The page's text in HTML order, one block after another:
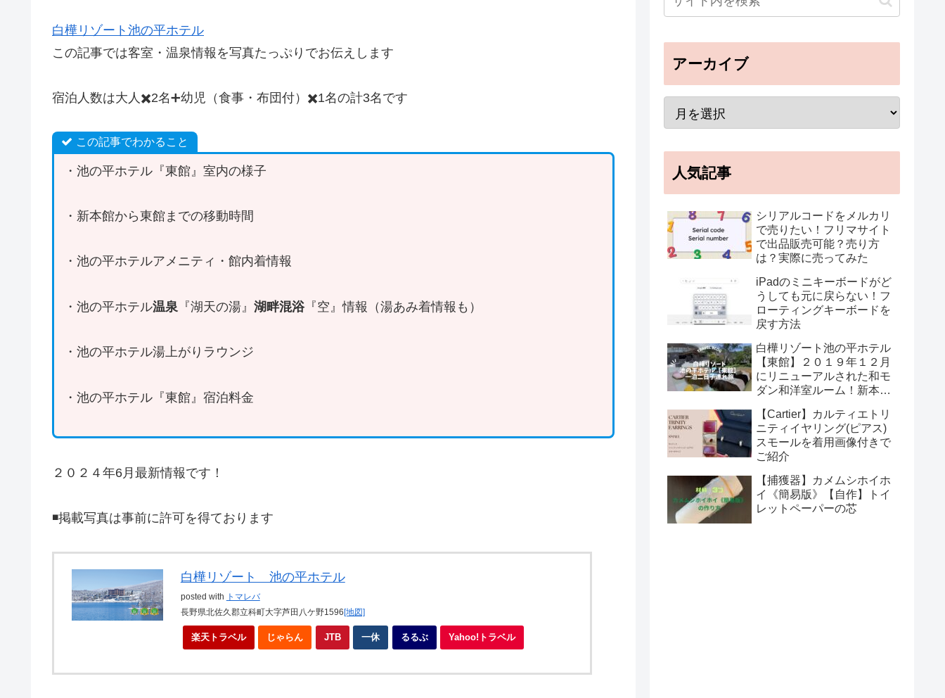
白樺リゾート池の平ホテル
この記事では客室・温泉情報を写真たっぷりでお伝えします
宿泊人数は大人✖️2名➕幼児（食事・布団付）✖️1名の計3名です
この記事でわかること
・池の平ホテル『東館』室内の様子
・新本館から東館までの移動時間
・池の平ホテルアメニティ・館内着情報
・池の平ホテル温泉 『湖天の湯』湖畔混浴『空』情報（湯あみ着情報も）
・池の平ホテル湯上がりラウンジ
・池の平ホテル『東館』宿泊料金
２０２４年6月最新情報です！
◾️掲載写真は事前に許可を得ております
白樺リゾート 池の平ホテル
posted with トマレバ
長野県北佐久郡立科町大字芦田八ケ野1596 [地図]
楽天トラベル じゃらん JTB 一休 るるぶ Yahoo!トラベル
アーカイブ
人気記事
シリアルコードをメルカリ
で売りたい！フリマサイト
で出品販売可能？売り方
は？実際に売ってみた
iPadのミニキーボードがど
うしても元に戻らない！フ
ローティングキーボードを
戻す方法
白樺リゾート池の平ホテル
【東館】２０１９年１２月
にリニューアルされた和モ
ダン和洋室ルーム！新本館
【Cartier】カルティエトリ
ニティイヤリング(ピアス)
スモールを着用画像付きで
ご紹介
【捕獲器】カメムシホイホ
イ《簡易版》【自作】トイ
レットペーパーの芯